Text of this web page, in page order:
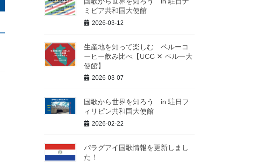
ミビア共和国大使館
2026-03-12
生産地を知って楽しむ ペルーコ
ーヒー飲み比べ【UCC ✕ ペルー大
使館】
2026-03-07
国歌から世界を知ろう in 駐日フ
ィリピン共和国大使館
2026-02-22
パラグアイ国歌情報を更新しまし
た！